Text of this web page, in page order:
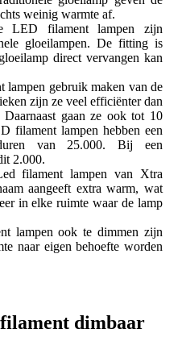
weinig warmte af.
LED filament lampen zijn
gloeilampen. De fitting is
direct vervangen kan
gebruik maken van de
zijn ze veel efficiënter dan
Daarnaast gaan ze ook tot 10
filament lampen hebben een
van 25.000. Bij een
2.000.
filament lampen van Xtra
aangeeft extra warm, wat
in elke ruimte waar de lamp
lampen ook te dimmen zijn
naar eigen behoefte worden
dimbaar